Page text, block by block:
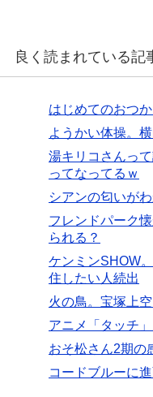
良く読まれている記
はじめてのおつ
ようかい体操。
湯キリコさんっ
ってなってるｗ
シアンの匂いが
フレンドパーク
られる？
ケンミンSHOW
住したい人続出
火の鳥。宝塚上
アニメ「タッチ
おそ松さん2期の
コードブルーに